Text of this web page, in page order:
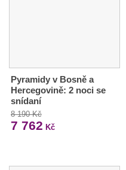
Pyramidy v Bosně a
Hercegovině: 2 noci se
snídaní
8 190 Kč
7 762 Kč